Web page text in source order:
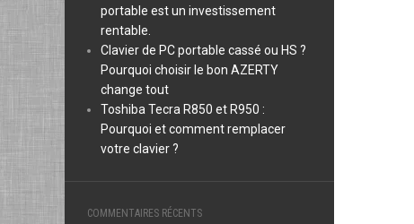
portable est un investissement
rentable.
Clavier de PC portable cassé ou HS ?
Pourquoi choisir le bon AZERTY
change tout
Toshiba Tecra R850 et R950 :
Pourquoi et comment remplacer
votre clavier ?
COMMENTAIRES RÉCENTS